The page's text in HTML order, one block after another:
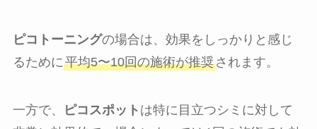
ピコトーニングの場合は、効果をしっかりと感じ
るために平均5〜10回の施術が推奨されます。
一方で、 ピコスポット は特に目立つシミに対して